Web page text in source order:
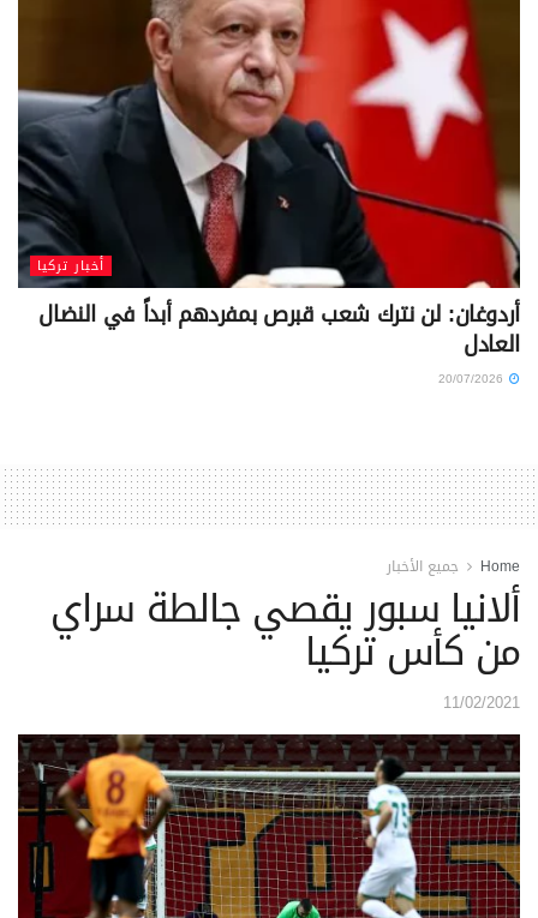
أخبار تركيا
أردوغان: لن نترك شعب قبرص بمفردهم أبداً في النضال
العادل
20/07/2026
Home جميع الأخبار
ألانيا سبور يقصي جالطة سراي
من كأس تركيا
11/02/2021